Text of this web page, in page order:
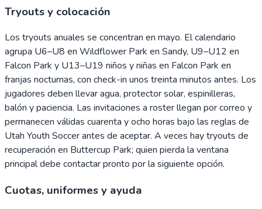
Tryouts y colocación
Los tryouts anuales se concentran en mayo. El calendario
agrupa U6–U8 en Wildflower Park en Sandy, U9–U12 en
Falcon Park y U13–U19 niños y niñas en Falcon Park en
franjas nocturnas, con check-in unos treinta minutos antes. Los
jugadores deben llevar agua, protector solar, espinilleras,
balón y paciencia. Las invitaciones a roster llegan por correo y
permanecen válidas cuarenta y ocho horas bajo las reglas de
Utah Youth Soccer antes de aceptar. A veces hay tryouts de
recuperación en Buttercup Park; quien pierda la ventana
principal debe contactar pronto por la siguiente opción.
Cuotas, uniformes y ayuda